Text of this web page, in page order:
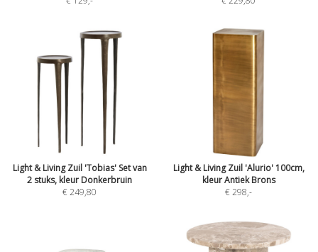
Light & Living Zuil 'Tobias' Set van
2 stuks, kleur Donkerbruin
€ 249,80
Light & Living Zuil 'Alurio' 100cm,
kleur Antiek Brons
€ 298,-